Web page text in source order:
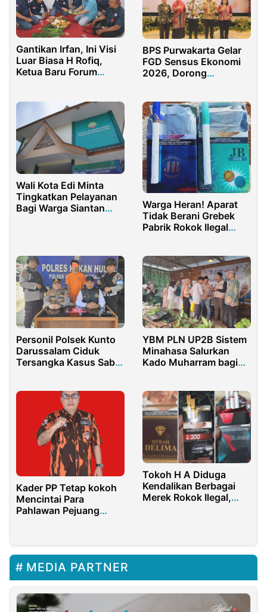
Gantikan Irfan, Ini Visi
Luar Biasa H Rofiq,
Ketua Baru Forum
BPS Purwakarta Gelar
FGD Sensus Ekonomi
2026, Dorong
Wali Kota Edi Minta
Tingkatkan Pelayanan
Bagi Warga Siantan
Warga Heran! Aparat
Tidak Berani Grebek
Pabrik Rokok Ilegal
Personil Polsek Kunto
Darussalam Ciduk
Tersangka Kasus Sabu
YBM PLN UP2B Sistem
Minahasa Salurkan
Kado Muharram bagi
Kader PP Tetap kokoh
Mencintai Para
Pahlawan Pejuang
Tokoh H A Diduga
Kendalikan Berbagai
Merek Rokok Ilegal,
MEDIA PARTNER